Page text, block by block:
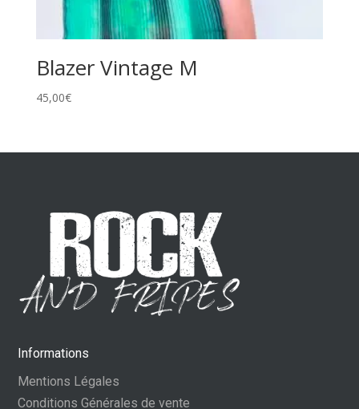
Blazer Vintage M
45,00€
Informations
Mentions Légales
Conditions Générales de vente